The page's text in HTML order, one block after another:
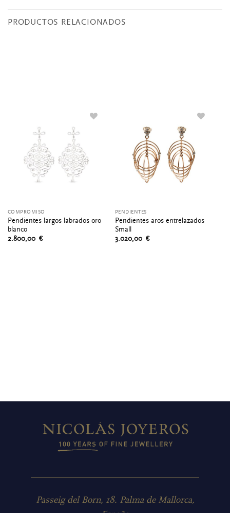
PRODUCTOS RELACIONADOS
COMPROMISO
Pendientes largos labrados oro
blanco
2.800,00 €
PENDIENTES
Pendientes aros entrelazados
Small
3.020,00 €
Passeig del Born, 18. Palma de Mallorca,